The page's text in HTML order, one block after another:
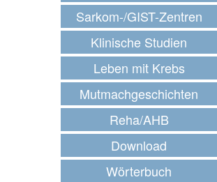
Sarkom-/GIST-Zentren
Klinische Studien
Leben mit Krebs
Mutmachgeschichten
Reha/AHB
Download
Wörterbuch